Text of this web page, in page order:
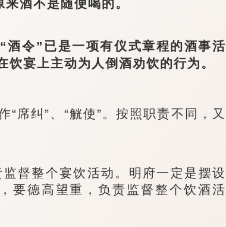
酒不是随便喝的。
令”已是一项有仪式章程的酒事活
宴上主动为人倒酒劝饮的行为。
纠”、“觥使”。按照职责不同，又
督整个宴饮活动。明府一定是摆设
要德高望重，负责监督整个饮酒活